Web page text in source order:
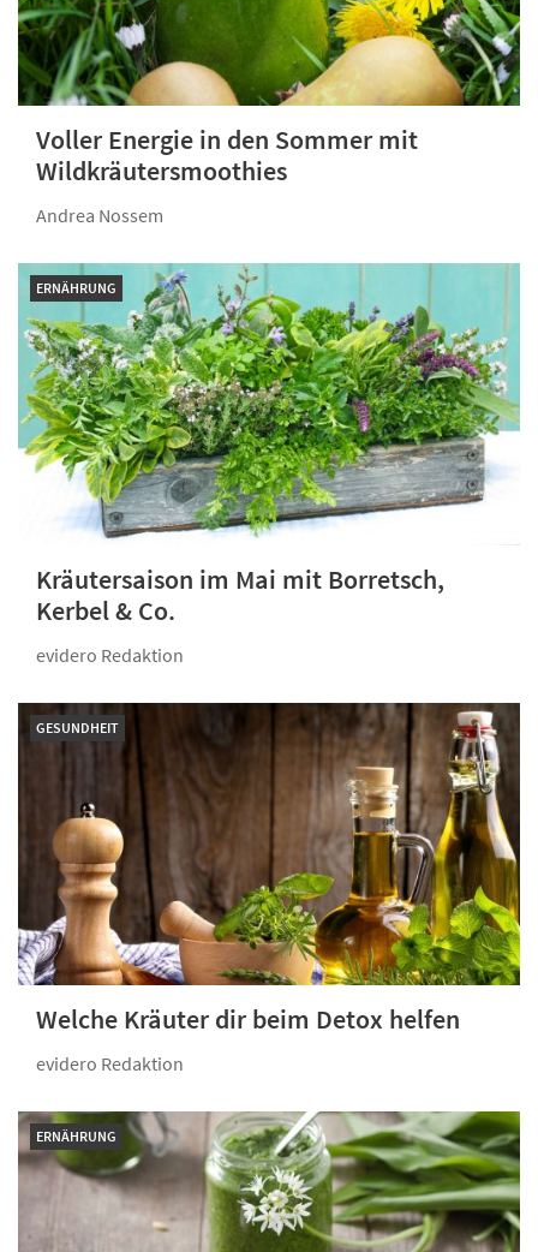
Voller Energie in den Sommer mit
Wildkräuter­smoothies
Andrea Nossem
ERNÄHRUNG
Kräutersaison im Mai mit Borretsch,
Kerbel & Co.
evidero Redaktion
GESUNDHEIT
Welche Kräuter dir beim Detox helfen
evidero Redaktion
ERNÄHRUNG